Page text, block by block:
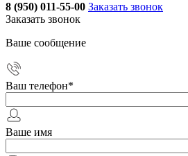
8 (950) 011-55-00 Заказать звонок
Заказать звонок
Ваше сообщение
Ваш телефон*
Ваше имя